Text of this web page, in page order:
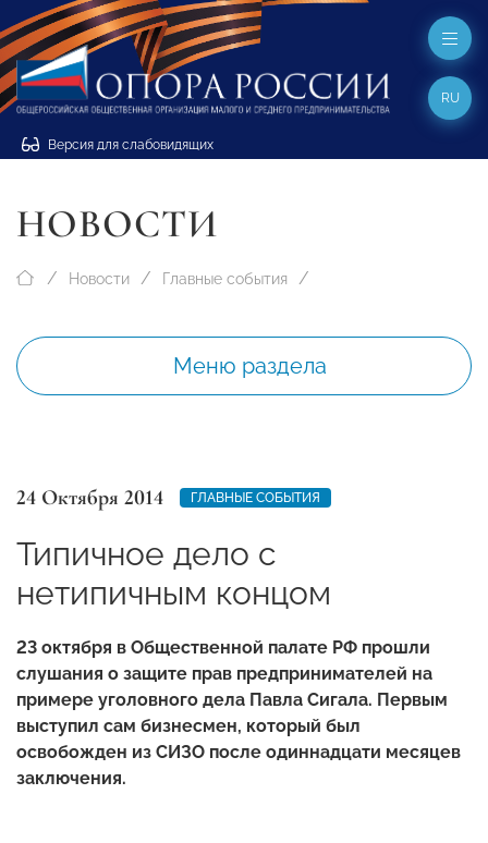
Версия для слабовидящих
RU
НОВОСТИ
Новости Главные события
Меню раздела
24 Октября 2014 ГЛАВНЫЕ СОБЫТИЯ
Типичное дело с
нетипичным концом
23 октября в Общественной палате РФ прошли
слушания о защите прав предпринимателей на
примере уголовного дела Павла Сигала. Первым
выступил сам бизнесмен, который был
освобожден из СИЗО после одиннадцати месяцев
заключения.